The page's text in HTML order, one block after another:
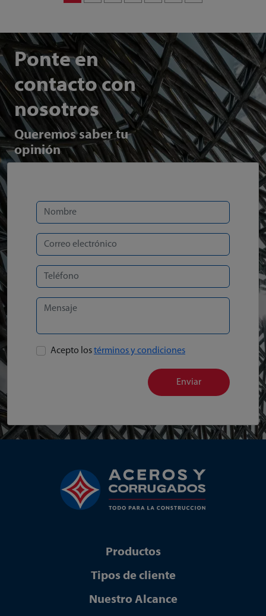
Ponte en
contacto con
nosotros
Queremos saber tu
opinión
Acepto lostérminos y condiciones
Enviar
Productos
Tipos de cliente
Nuestro Alcance